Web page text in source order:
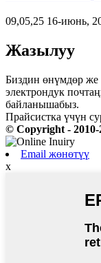
09,05,25 16-июнь,
Жазылуу
Биздин өнүмдөр же
электрондук
байланышабыз.
Прайсистка үчүн
© Copyright - 2010-
Email жөнөтүү
x